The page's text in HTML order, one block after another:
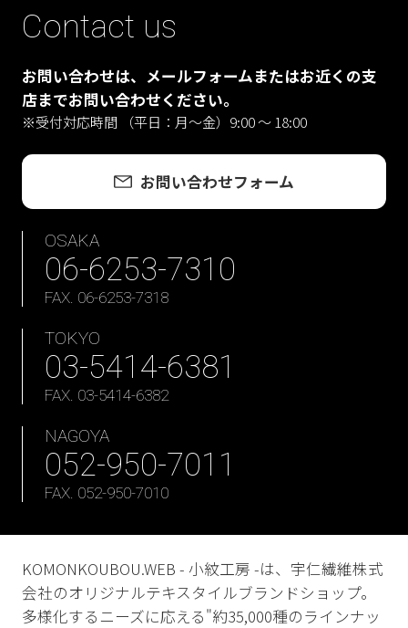
Contact us
お問い合わせは、メールフォームまたはお近くの支
店までお問い合わせください。
※受付対応時間 （平日：月〜金）9:00 ～ 18:00
お問い合わせフォーム
OSAKA
06-6253-7310
FAX. 06-6253-7318
TOKYO
03-5414-6381
FAX. 03-5414-6382
NAGOYA
052-950-7011
FAX. 052-950-7010
KOMONKOUBOU.WEB - 小紋工房 -は、宇仁繊維株式
会社のオリジナルテキスタイルブランドショップ。
多様化するニーズに応える"約35,000種のラインナッ